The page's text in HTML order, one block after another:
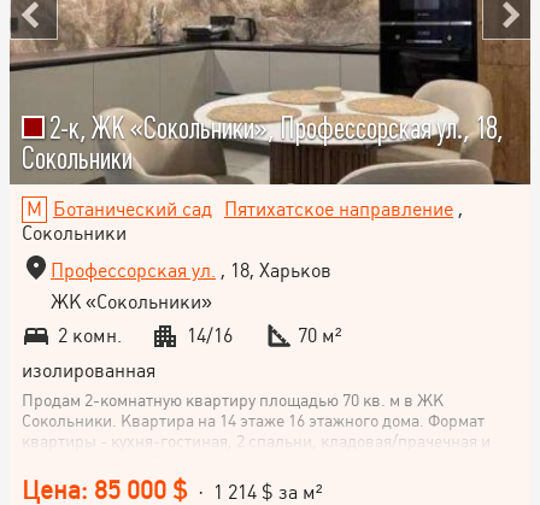
2-к, ЖК «Сокольники», Профессорская ул., 18,
Сокольники
Ботанический сад Пятихатское направление,
Сокольники
Профессорская ул. , 18, Харьков
ЖК «Сокольники»
2 комн.
14/16
70 м²
изолированная
Продам 2-комнатную квартиру площадью 70 кв. м в ЖК
Сокольники. Квартира на 14 этаже 16 этажного дома. Формат
квартиры - кухня-гостиная, 2 спальни, кладовая/прачечная и
ремонт. В квартире встроены межкомнатные двери. На кухне, в
Цена: 85 000 $ · 1 214 $ за м²